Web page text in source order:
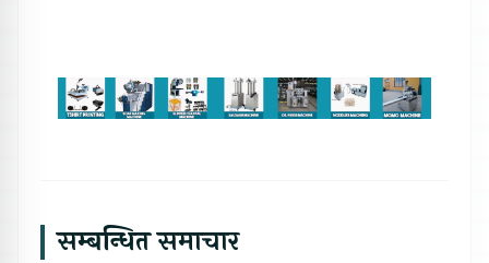
सम्बन्धित समाचार